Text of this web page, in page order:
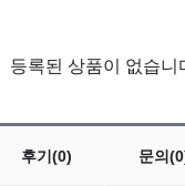
등록된 상품이 없습니
후기(0) 문의